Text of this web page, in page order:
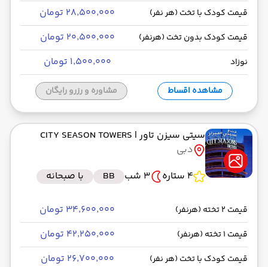
قیمت کودک با تخت (هر نفر) ۲۸٬۵۰۰٬۰۰۰ تومان
قیمت کودک بدون تخت (هرنفر) ۲۰٬۵۰۰٬۰۰۰ تومان
نوزاد ۱٬۵۰۰٬۰۰۰ تومان
مشاهده اقساط مشاوره و رزرو رایگان
سیتی سیزن تاور| CITY SEASON TOWERS
دبی
4 ستاره
3 شب BB با صبحانه
قیمت 2 تخته (هرنفر) ۳۴٬۶۰۰٬۰۰۰ تومان
قیمت 1 تخته (هرنفر) ۴۲٬۲۵۰٬۰۰۰ تومان
قیمت کودک با تخت (هر نفر) ۲۶٬۷۰۰٬۰۰۰ تومان